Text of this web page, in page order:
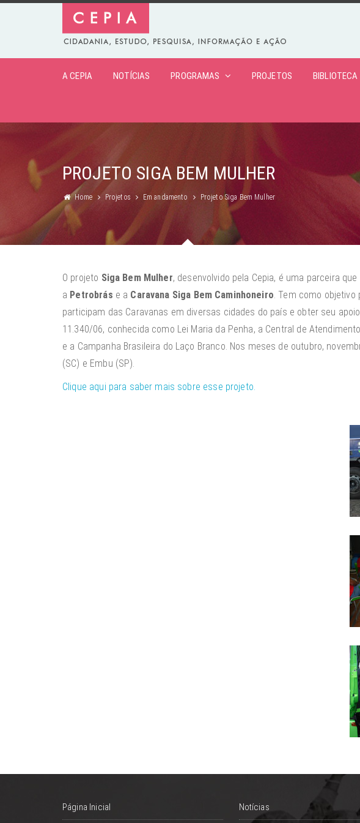
A CEPIA NOTÍCIAS PROGRAMAS PROJETOS BIBLIOTECA
PROJETO SIGA BEM MULHER
Home Projetos Em andamento Projeto Siga Bem Mulher
O projeto Siga Bem Mulher, desenvolvido pela Cepia, é uma parceira que
a Petrobrás e a Caravana Siga Bem Caminhoneiro. Tem como
participam das Caravanas em diversas cidades do país e obter seu
11.340/06, conhecida como Lei Maria da Penha, a Central de
e a Campanha Brasileira do Laço Branco. Nos meses de outubro,
(SC) e Embu (SP).
Clique aqui para saber mais sobre esse projeto.
Página Inicial Notícias